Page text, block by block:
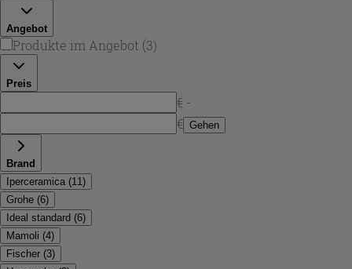
Angebot
Produkte im Angebot (3)
Preis
€ -
€ Gehen
Brand
Iperceramica (11)
Grohe (6)
Ideal standard (6)
Mamoli (4)
Fischer (3)